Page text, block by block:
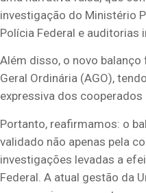
investigação do Ministério
Polícia Federal e auditorias
Além disso, o novo
Geral Ordinária (AGO),
expressiva dos cooperados
Portanto, reafirmamos: o
validado não apenas pela
investigações levadas a
Federal. A atual gestão da